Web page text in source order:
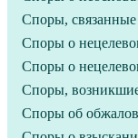
Споры, связанные
Споры о
Споры о
Споры, возникшие
Споры об